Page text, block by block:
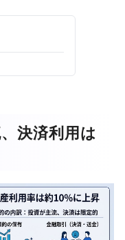
決済利用は